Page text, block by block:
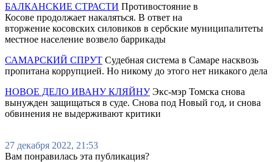
БАЛКАНСКИЕ СТРАСТИ Противостояние в
Косове продолжает накаляться. В ответ на
вторжение косовских силовиков в сербские муниципалитеты
местное население возвело баррикады
САМАРСКИЙ СПРУТ Судебная система в Самаре насквозь
пропитана коррупцией. Но никому до этого нет никакого дела
НОВОЕ ДЕЛО ИВАНУ КЛЯЙНУЭкс-мэр Томска снова
вынужден защищаться в суде. Снова под Новый год, и снова
обвинения не выдерживают критики
27 декабря 2022, 21:53
Вам понравилась эта публикация?